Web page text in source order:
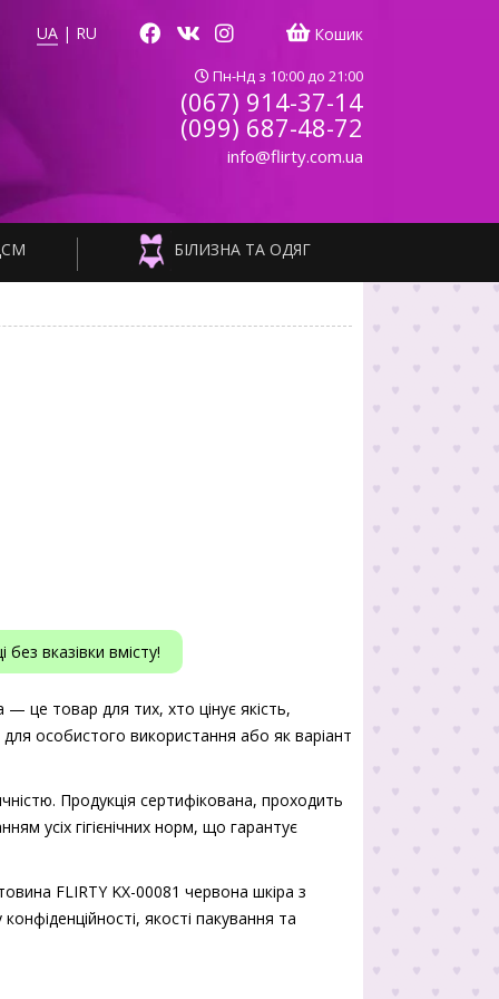
UA | RU Кошик
Пн-Нд з 10:00 до 21:00
(067) 914-37-14
(099) 687-48-72
info@flirty.com.ua
БІЛИЗНА ТА ОДЯГ
вказівки вмісту!
це товар для тих, хто цінує якість,
особистого використання або як варіант
Продукція сертифікована, проходить
усіх гігієнічних норм, що гарантує
FLIRTY KX-00081 червона шкіра з
якості пакування та